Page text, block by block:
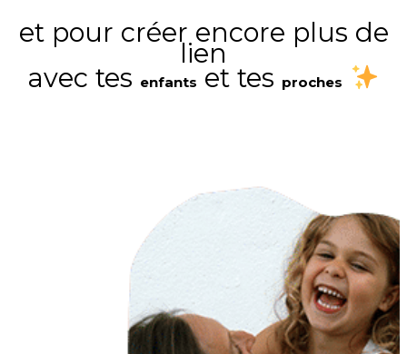
et pour créer encore plus de
lien
avec tes enfants et tes proches